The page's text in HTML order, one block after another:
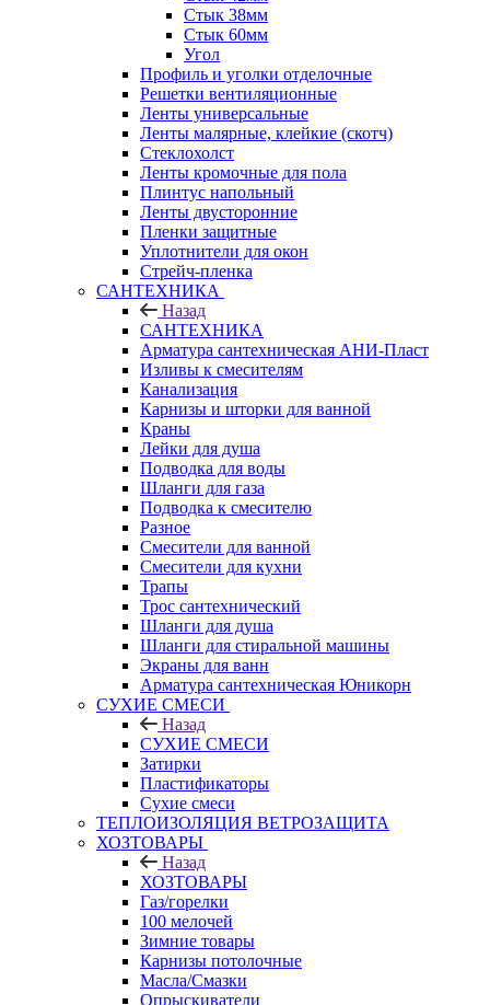
Стык 38мм
Стык 60мм
Угол
Профиль и уголки отделочные
Решетки вентиляционные
Ленты универсальные
Ленты малярные, клейкие (скотч)
Стеклохолст
Ленты кромочные для пола
Плинтус напольный
Ленты двусторонние
Пленки защитные
Уплотнители для окон
Стрейч-пленка
САНТЕХНИКА
Назад
САНТЕХНИКА
Арматура сантехническая АНИ-Пласт
Изливы к смесителям
Канализация
Карнизы и шторки для ванной
Краны
Лейки для душа
Подводка для воды
Шланги для газа
Подводка к смесителю
Разное
Смесители для ванной
Смесители для кухни
Трапы
Трос сантехнический
Шланги для душа
Шланги для стиральной машины
Экраны для ванн
Арматура сантехническая Юникорн
СУХИЕ СМЕСИ
Назад
СУХИЕ СМЕСИ
Затирки
Пластификаторы
Сухие смеси
ТЕПЛОИЗОЛЯЦИЯ ВЕТРОЗАЩИТА
ХОЗТОВАРЫ
Назад
ХОЗТОВАРЫ
Газ/горелки
100 мелочей
Зимние товары
Карнизы потолочные
Масла/Смазки
Опрыскиватели